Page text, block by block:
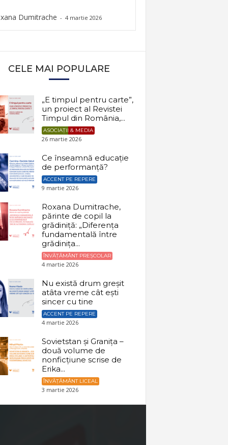
Dumitrache - 4 martie 2026
CELE MAI POPULARE
„E timpul pentru carte”,
un proiect al Revistei
Timpul din România,...
ASOCIAȚII & MEDIA
26 martie 2026
Ce înseamnă educație
de performanță?
ACCENT PE REPERE
9 martie 2026
Roxana Dumitrache,
părinte de copil la
grădiniță: „Diferența
fundamentală între
grădinița...
ÎNVĂȚĂMÂNT PREȘCOLAR
4 martie 2026
Nu există drum greșit
atâta vreme cât ești
sincer cu tine
ACCENT PE REPERE
4 martie 2026
Sovietstan și Granița –
două volume de
nonficțiune scrise de
Erika...
ÎNVĂȚĂMÂNT LICEAL
3 martie 2026